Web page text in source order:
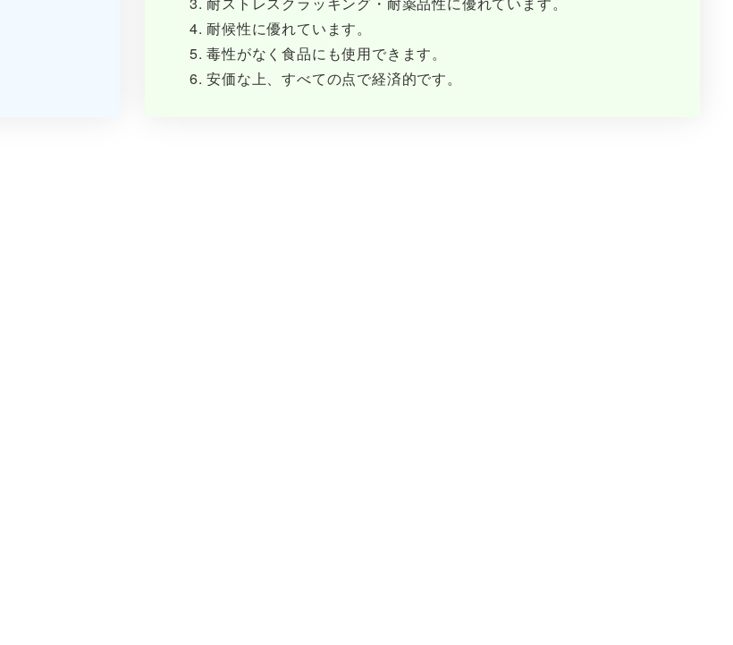
耐候性に優れています。
毒性がなく食品にも使用できます。
安価な上、すべての点で経済的です。